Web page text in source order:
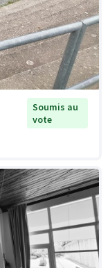
Soumis au
vote